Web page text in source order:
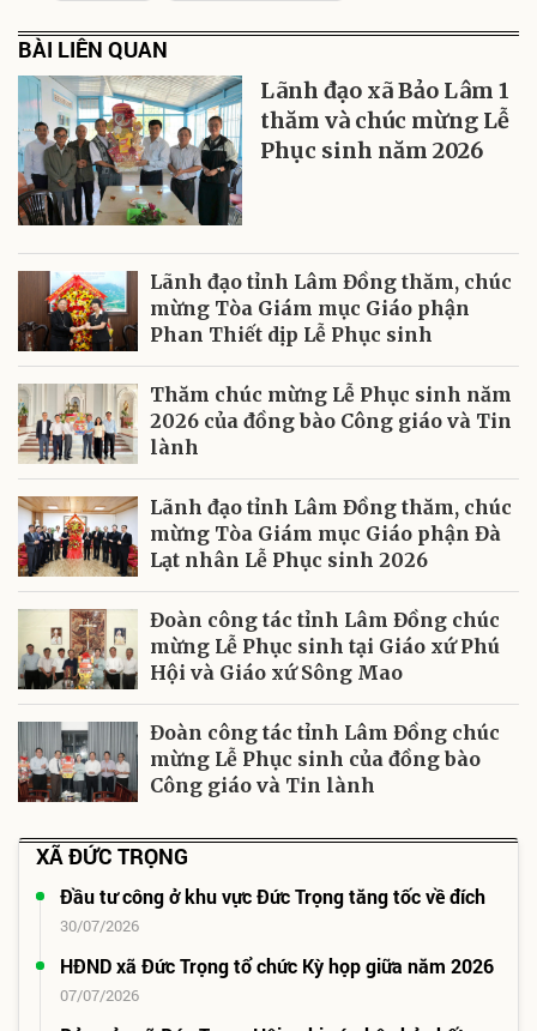
BÀI LIÊN QUAN
Lãnh đạo xã Bảo Lâm 1
thăm và chúc mừng Lễ
Phục sinh năm 2026
Lãnh đạo tỉnh Lâm Đồng thăm, chúc
mừng Tòa Giám mục Giáo phận
Phan Thiết dịp Lễ Phục sinh
Thăm chúc mừng Lễ Phục sinh năm
2026 của đồng bào Công giáo và Tin
lành
Lãnh đạo tỉnh Lâm Đồng thăm, chúc
mừng Tòa Giám mục Giáo phận Đà
Lạt nhân Lễ Phục sinh 2026
Đoàn công tác tỉnh Lâm Đồng chúc
mừng Lễ Phục sinh tại Giáo xứ Phú
Hội và Giáo xứ Sông Mao
Đoàn công tác tỉnh Lâm Đồng chúc
mừng Lễ Phục sinh của đồng bào
Công giáo và Tin lành
XÃ ĐỨC TRỌNG
Đầu tư công ở khu vực Đức Trọng tăng tốc về đích
30/07/2026
HĐND xã Đức Trọng tổ chức Kỳ họp giữa năm 2026
07/07/2026